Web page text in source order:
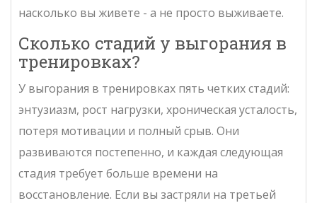
насколько вы живете - а не просто выживаете.
Сколько стадий у выгорания в
тренировках?
У выгорания в тренировках пять четких стадий:
энтузиазм, рост нагрузки, хроническая усталость,
потеря мотивации и полный срыв. Они
развиваются постепенно, и каждая следующая
стадия требует больше времени на
восстановление. Если вы застряли на третьей